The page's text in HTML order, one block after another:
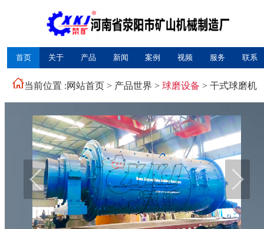
首页 关于 产品 新闻 案例 视频 服务 联系
当前位置 :网站首页 > 产品世界 >球磨设备 > 干式球磨机